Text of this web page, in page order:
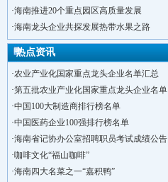
·海南推进20个重点园区高质量发展
·海南龙头企业共探发展热带水果之路
热点资讯
·农业产业化国家重点龙头企业名单汇总
·第五批农业产业化国家重点龙头企业名单
·中国100大制造商排行榜名单
·中国医药企业100强排行榜名单
·海南省记协办公室招聘职员考试成绩公告
·咖啡文化“福山咖啡”
·海南四大名菜之一“嘉积鸭”